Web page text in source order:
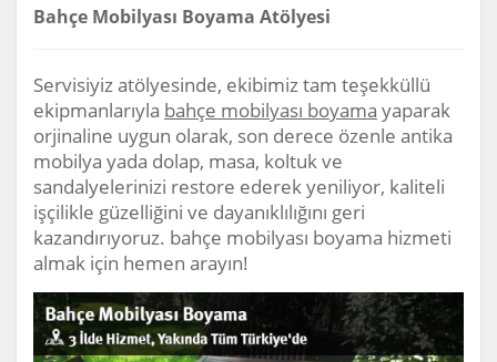
Bahçe Mobilyası Boyama Atölyesi
Servisiyiz atölyesinde, ekibimiz tam teşekküllü
ekipmanlarıyla bahçe mobilyası boyama yaparak
orjinaline uygun olarak, son derece özenle antika
mobilya yada dolap, masa, koltuk ve
sandalyelerinizi restore ederek yeniliyor, kaliteli
işçilikle güzelliğini ve dayanıklılığını geri
kazandırıyoruz. bahçe mobilyası boyama hizmeti
almak için hemen arayın!